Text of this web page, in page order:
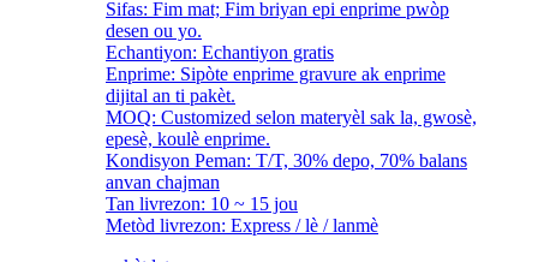
Sifas: Fim mat; Fim briyan epi enprime pwòp
desen ou yo.
Echantiyon: Echantiyon gratis
Enprime: Sipòte enprime gravure ak enprime
dijital an ti pakèt.
MOQ: Customized selon materyèl sak la, gwosè,
epesè, koulè enprime.
Kondisyon Peman: T/T, 30% depo, 70% balans
anvan chajman
Tan livrezon: 10 ~ 15 jou
Metòd livrezon: Express / lè / lanmè